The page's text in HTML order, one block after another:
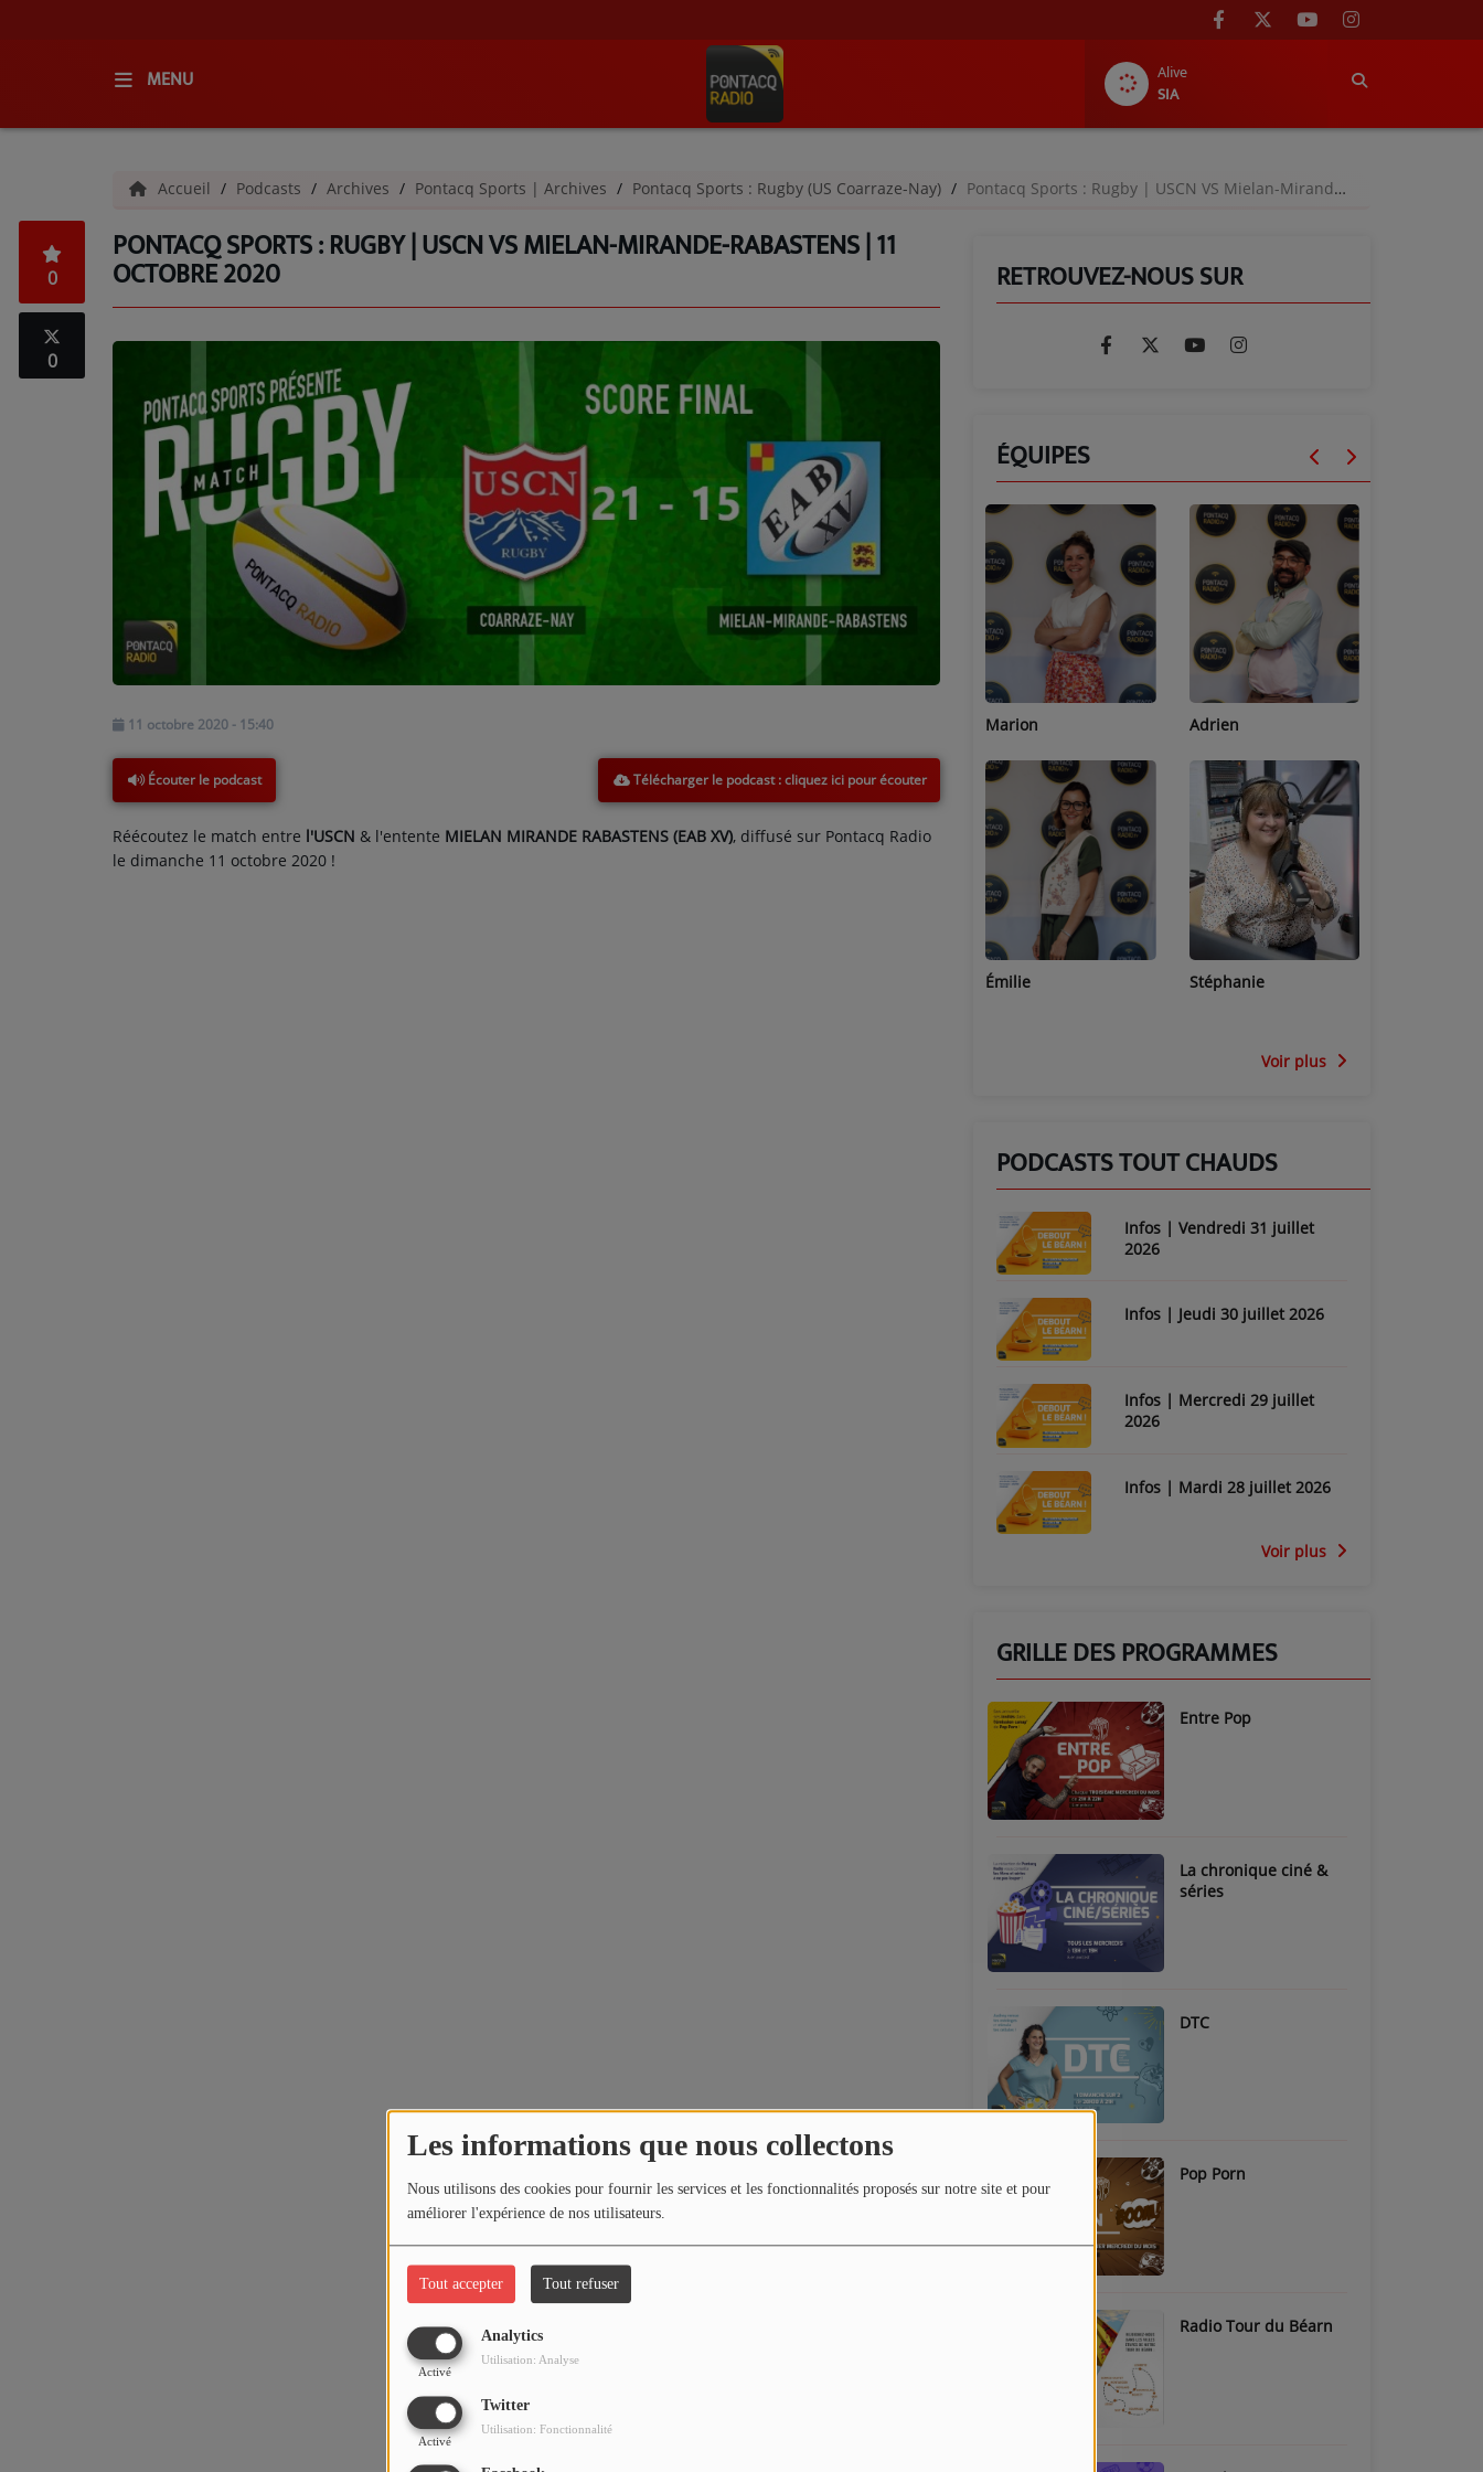
Les informations que nous collectons
Nous utilisons des cookies pour fournir les services et les fonctionnalités proposés sur notre site et pour
améliorer l'expérience de nos utilisateurs.
Tout accepter Tout refuser
Analytics
Activé
Utilisation: Analyse
Twitter
Activé
Utilisation: Fonctionnalité
MENU
Alive
SIA
QUI SOMMES-NOUS ?
GRILLE DES PROGRAMMES
C'ÉTAIT QUOI CE TITRE ?
PODCASTS - SAISON 2026/2027
NOS PROGRAMMES COURTS
VOS ÉMISSIONS EN IMAGES
ANNONCEURS & ESPACE PRO
VOTRE PUBLICITÉ SUR PONTACQ RADIO
Accueil Podcasts Archives Pontacq Sports | Archives Pontacq Sports : Rugby (US Coarraze-Nay) Pontacq Sports : Rugby | USCN VS Mielan-Mirande-Rabastens | 11 octobre 2020
PONTACQ SPORTS : RUGBY | USCN VS MIELAN-MIRANDE-RABASTENS | 11
OCTOBRE 2020
0
0
11 octobre 2020 - 15:40
Écouter le podcast Télécharger le podcast
Réécoutez le match entre l'USCN & l'entente MIELAN MIRANDE RABASTENS (EAB XV), diffusé sur Pontacq Radio
le dimanche 11 octobre 2020 !
RETROUVEZ-NOUS SUR
ÉQUIPES
Adrien
Stéphanie
Lucas
Jean-Michel
Voir plus
PODCASTS TOUT CHAUDS
Infos | Vendredi 31 juillet
2026
Infos | Jeudi 30 juillet 2026
Infos | Mercredi 29 juillet
2026
Infos | Mardi 28 juillet 2026
Voir plus
GRILLE DES PROGRAMMES
Entre Pop
La chronique ciné &
séries
DTC
Pop Porn
Radio Tour du Béarn